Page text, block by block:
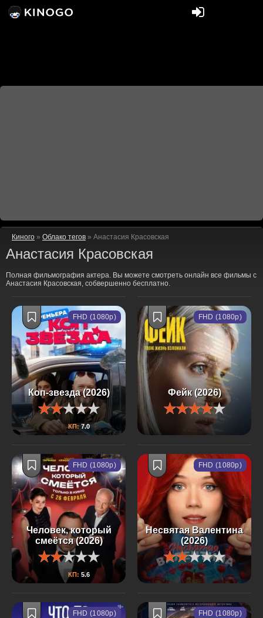
Киного » Облако тегов » Анастасия Красовская
Анастасия Красовская
Полная фильмография актера. Вы можете смотреть онлайн все фильмы с
Анастасия Красовская, собвершенно бесплатно.
Коп-звезда (2026)
КП:7.0
FHD (1080p)
Фейк (2026)
FHD (1080p)
Человек, который
смеётся (2026)
КП: 5.6
FHD (1080p)
Несвятая Валентина
(2026)
FHD (1080p)
FHD (1080p) FHD (1080p)